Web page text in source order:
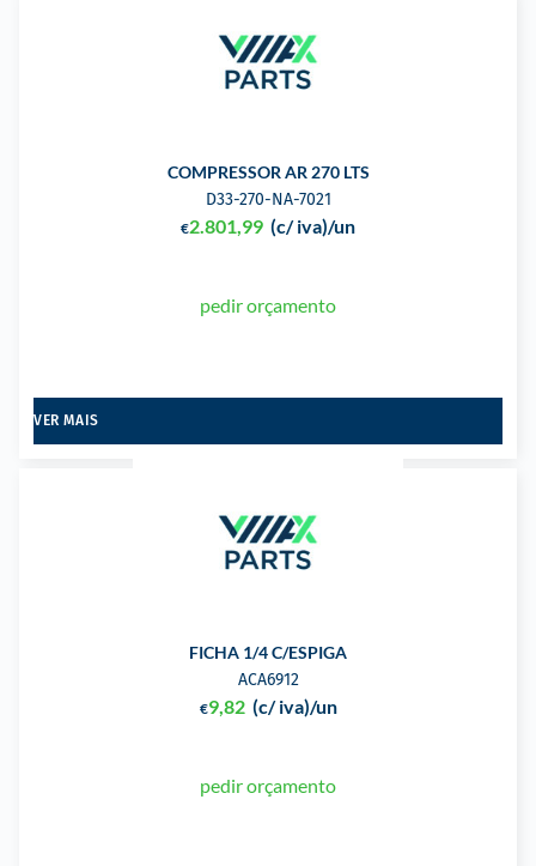
COMPRESSOR AR 270 LTS
D33-270-NA-7021
€2.801,99 (c/ iva)/un
pedir orçamento
VER MAIS
FICHA 1/4 C/ESPIGA
ACA6912
€9,82 (c/ iva)/un
pedir orçamento